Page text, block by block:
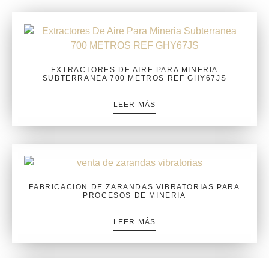
EXTRACTORES DE AIRE PARA MINERIA
SUBTERRANEA 700 METROS REF GHY67JS
LEER MÁS
FABRICACION DE ZARANDAS VIBRATORIAS PARA
PROCESOS DE MINERIA
LEER MÁS